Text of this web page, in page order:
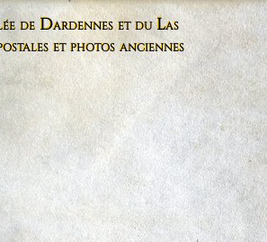
de Dardennes et du Las
et photos anciennes